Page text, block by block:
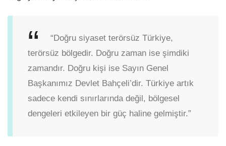
“Doğru siyaset terörsüz Türkiye,
terörsüz bölgedir. Doğru zaman ise şimdiki
zamandır. Doğru kişi ise Sayın Genel
Başkanımız Devlet Bahçeli’dir. Türkiye artık
sadece kendi sınırlarında değil, bölgesel
dengeleri etkileyen bir güç haline gelmiştir.”